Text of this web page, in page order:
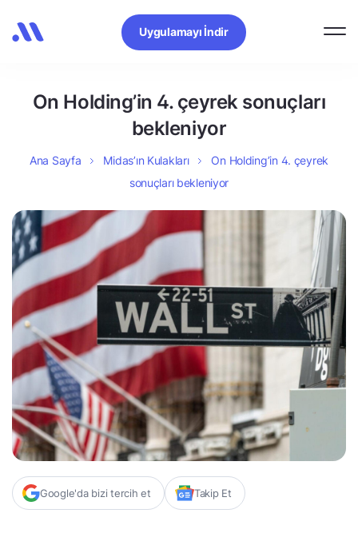
Uygulamayı İndir
On Holding’in 4. çeyrek sonuçları
bekleniyor
Ana Sayfa Midas’ın Kulakları
On Holding’in 4. çeyrek
sonuçları bekleniyor
Google'da bizi tercih et Takip Et